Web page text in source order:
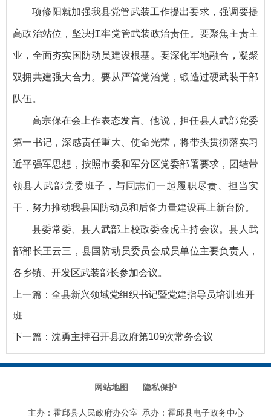
项修阳就加强我县党管武装工作提出要求，强调要提
高政治站位，坚决扛牢党管武装政治责任。要聚焦主责主
业，全面夯实国防动员建设根基。要深化军地融合，凝聚
双拥共建强大合力。要从严管党治党，锻造过硬武装干部
队伍。
高宗保在会上作表态发言。他说，担任县人武部党委
第一书记，深感责任重大、使命光荣，将带头贯彻落实习
近平强军思想，按照市委和军分区党委部署要求，团结带
领县人武部党委班子，与同志们一起履职尽责、担当实
干，努力推动我县国防动员和后备力量建设再上新台阶。
县委常委、县人武部上校政委金虎主持会议。县人武
部部长王云三，县国防动员委员会成员单位主要负责人，
各乡镇、开发区武装部长参加会议。
上一篇： 全县新兴领域党组织书记暨党建指导员培训班开
班
下一篇： 沈勇主持召开县政府第109次常务会议
网站地图 隐私保护
主办：霍邱县人民政府办公室 承办：霍邱县电子政务中心